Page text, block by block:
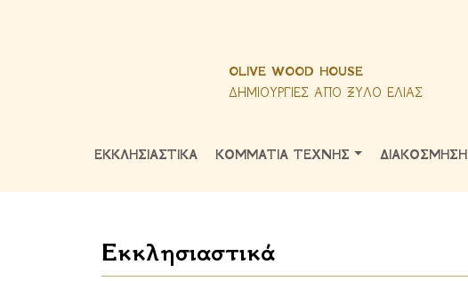
OLIVE WOOD HOUSE
ΔΗΜΙΟΥΡΓΙΕΣ ΑΠΟ ΞΥΛΟ ΕΛΙΑΣ
ΕΚΚΛΗΣΙΑΣΤΙΚΑ ΚΟΜΜΑΤΙΑ ΤΕΧΝΗΣ ΔΙΑΚΟΣΜΗΣΗ
Εκκλησιαστικά